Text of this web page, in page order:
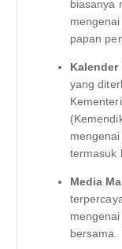
biasanya
papan
yang
termasuk
Media
bersama.